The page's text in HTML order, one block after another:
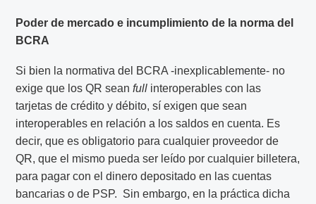
Poder de mercado e incumplimiento de la norma del
BCRA
Si bien la normativa del BCRA -inexplicablemente- no
exige que los QR seanfull interoperables con las
tarjetas de crédito y débito, sí exigen que sean
interoperables en relación a los saldos en cuenta. Es
decir, que es obligatorio para cualquier proveedor de
QR, que el mismo pueda ser leído por cualquier billetera,
para pagar con el dinero depositado en las cuentas
bancarias o de PSP. Sin embargo, en la práctica dicha